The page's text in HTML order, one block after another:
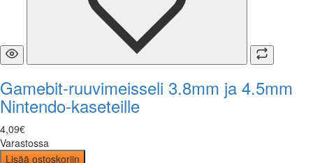
Gamebit-ruuvimeisseli 3.8mm ja 4.5mm
Nintendo-kaseteille
4,09€
Varastossa
Lisää ostoskoriin